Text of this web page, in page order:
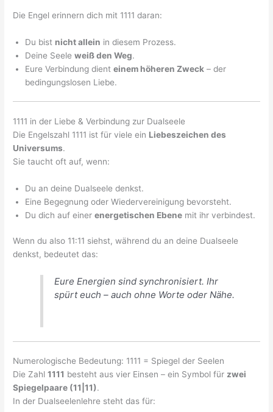
Die Engel erinnern dich mit 1111 daran:
Du bist nicht allein in diesem Prozess.
Deine Seeleweiß den Weg.
Eure Verbindung dienteinem höheren Zweck – der
bedingungslosen Liebe.
1111 in der Liebe & Verbindung zur Dualseele
Die Engelszahl 1111 ist für viele ein Liebeszeichen des
Universums.
Sie taucht oft auf, wenn:
Du an deine Dualseele denkst.
Eine Begegnung oder Wiedervereinigung bevorsteht.
Du dich auf einerenergetischen Ebene mit ihr verbindest.
Wenn du also 11:11 siehst, während du an deine Dualseele
denkst, bedeutet das:
Eure Energien sind synchronisiert. Ihr
spürt euch – auch ohne Worte oder Nähe.
Numerologische Bedeutung: 1111 = Spiegel der Seelen
Die Zahl1111 besteht aus vier Einsen – ein Symbol für zwei
Spiegelpaare (11|11).
In der Dualseelenlehre steht das für: